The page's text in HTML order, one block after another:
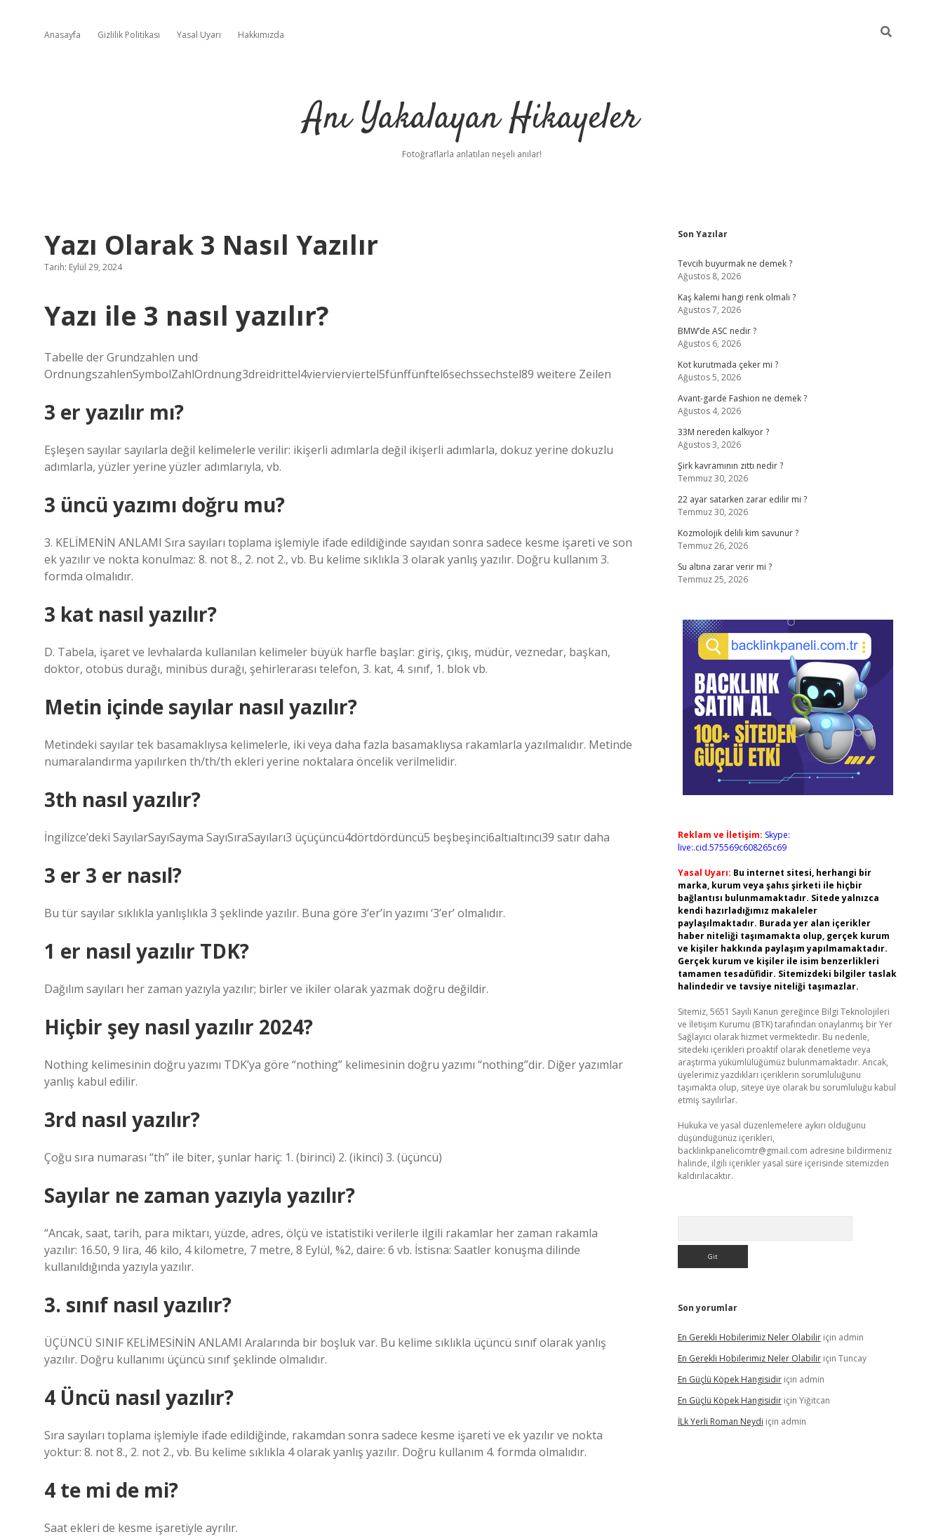
Anasayfa Gizlilik Politikası Yasal Uyarı Hakkımızda
Anı Yakalayan Hikayeler
Fotoğraflarla anlatılan neşeli anılar!
Yazı Olarak 3 Nasıl Yazılır
Tarih: Eylül 29, 2024
Yazı ile 3 nasıl yazılır?
Tabelle der Grundzahlen und
OrdnungszahlenSymbolZahlOrdnung3dreidrittel4viervierviertel5fünffünftel6sechssechstel89 weitere Zeilen
3 er yazılır mı?
Eşleşen sayılar sayılarla değil kelimelerle verilir: ikişerli adımlarla değil ikişerli adımlarla, dokuz yerine dokuzlu
adımlarla, yüzler yerine yüzler adımlarıyla, vb.
3 üncü yazımı doğru mu?
3. KELİMENİN ANLAMI Sıra sayıları toplama işlemiyle ifade edildiğinde sayıdan sonra sadece kesme işareti ve son
ek yazılır ve nokta konulmaz: 8. not 8., 2. not 2., vb. Bu kelime sıklıkla 3 olarak yanlış yazılır. Doğru kullanım 3.
formda olmalıdır.
3 kat nasıl yazılır?
D. Tabela, işaret ve levhalarda kullanılan kelimeler büyük harfle başlar: giriş, çıkış, müdür, veznedar, başkan,
doktor, otobüs durağı, minibüs durağı, şehirlerarası telefon, 3. kat, 4. sınıf, 1. blok vb.
Metin içinde sayılar nasıl yazılır?
Metindeki sayılar tek basamaklıysa kelimelerle, iki veya daha fazla basamaklıysa rakamlarla yazılmalıdır. Metinde
numaralandırma yapılırken th/th/th ekleri yerine noktalara öncelik verilmelidir.
3th nasıl yazılır?
İngilizce’deki SayılarSayıSayma SayıSıraSayıları3 üçüçüncü4dörtdördüncü5 beşbeşinci6altıaltıncı39 satır daha
3 er 3 er nasıl?
Bu tür sayılar sıklıkla yanlışlıkla 3 şeklinde yazılır. Buna göre 3’er’in yazımı ‘3’er’ olmalıdır.
1 er nasıl yazılır TDK?
Dağılım sayıları her zaman yazıyla yazılır; birler ve ikiler olarak yazmak doğru değildir.
Hiçbir şey nasıl yazılır 2024?
Nothing kelimesinin doğru yazımı TDK’ya göre “nothing” kelimesinin doğru yazımı “nothing”dir. Diğer yazımlar
yanlış kabul edilir.
3rd nasıl yazılır?
Çoğu sıra numarası “th” ile biter, şunlar hariç: 1. (birinci) 2. (ikinci) 3. (üçüncü)
Sayılar ne zaman yazıyla yazılır?
“Ancak, saat, tarih, para miktarı, yüzde, adres, ölçü ve istatistiki verilerle ilgili rakamlar her zaman rakamla
yazılır: 16.50, 9 lira, 46 kilo, 4 kilometre, 7 metre, 8 Eylül, %2, daire: 6 vb. İstisna: Saatler konuşma dilinde
kullanıldığında yazıyla yazılır.
3. sınıf nasıl yazılır?
ÜÇÜNCÜ SINIF KELİMESİNİN ANLAMI Aralarında bir boşluk var. Bu kelime sıklıkla üçüncü sınıf olarak yanlış
yazılır. Doğru kullanımı üçüncü sınıf şeklinde olmalıdır.
4 Üncü nasıl yazılır?
Sıra sayıları toplama işlemiyle ifade edildiğinde, rakamdan sonra sadece kesme işareti ve ek yazılır ve nokta
yoktur: 8. not 8., 2. not 2., vb. Bu kelime sıklıkla 4 olarak yanlış yazılır. Doğru kullanım 4. formda olmalıdır.
4 te mi de mi?
Saat ekleri de kesme işaretiyle ayrılır.
Sidebar
Son Yazılar
Tevcih buyurmak ne demek ?
Ağustos 8, 2026
Kaş kalemi hangi renk olmalı ?
Ağustos 7, 2026
BMW’de ASC nedir ?
Ağustos 6, 2026
Kot kurutmada çeker mi ?
Ağustos 5, 2026
Avant-garde Fashion ne demek ?
Ağustos 4, 2026
33M nereden kalkıyor ?
Ağustos 3, 2026
Şirk kavramının zıttı nedir ?
Temmuz 30, 2026
22 ayar satarken zarar edilir mi ?
Temmuz 30, 2026
Kozmolojik delili kim savunur ?
Temmuz 26, 2026
Su altına zarar verir mi ?
Temmuz 25, 2026
Reklam ve İletişim: Skype:
live:.cid.575569c608265c69
Yasal Uyarı: Bu internet sitesi, herhangi bir
marka, kurum veya şahıs şirketi ile hiçbir
bağlantısı bulunmamaktadır. Sitede yalnızca
kendi hazırladığımız makaleler
paylaşılmaktadır. Burada yer alan içerikler
haber niteliği taşımamakta olup, gerçek kurum
ve kişiler hakkında paylaşım yapılmamaktadır.
Gerçek kurum ve kişiler ile isim benzerlikleri
tamamen tesadüfidir. Sitemizdeki bilgiler taslak
halindedir ve tavsiye niteliği taşımazlar.
Sitemiz, 5651 Sayılı Kanun gereğince Bilgi Teknolojileri
ve İletişim Kurumu (BTK) tarafından onaylanmış bir Yer
Sağlayıcı olarak hizmet vermektedir. Bu nedenle,
sitedeki içerikleri proaktif olarak denetleme veya
araştırma yükümlülüğümüz bulunmamaktadır. Ancak,
üyelerimiz yazdıkları içeriklerin sorumluluğunu
taşımakta olup, siteye üye olarak bu sorumluluğu kabul
etmiş sayılırlar.
Hukuka ve yasal düzenlemelere aykırı olduğunu
düşündüğünüz içerikleri,
backlinkpanelicomtr@gmail.com adresine bildirmeniz
halinde, ilgili içerikler yasal süre içerisinde sitemizden
kaldırılacaktır.
Son yorumlar
En Gerekli Hobilerimiz Neler Olabiliriçin admin
En Gerekli Hobilerimiz Neler Olabiliriçin Tuncay
En Güçlü Köpek Hangisidiriçin admin
En Güçlü Köpek Hangisidiriçin Yiğitcan
İLk Yerli Roman Neydi için admin